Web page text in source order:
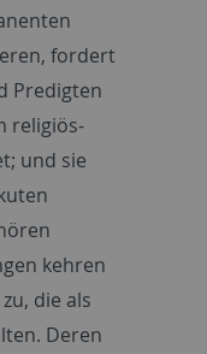
fordert
Predigten
religiös-
und sie
kehren
die als
Deren